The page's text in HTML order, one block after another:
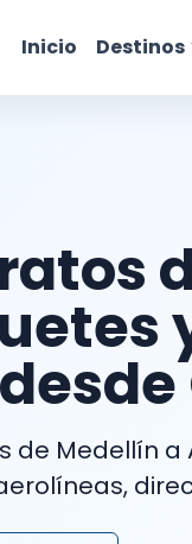
Inicio Destinos
Medellín a